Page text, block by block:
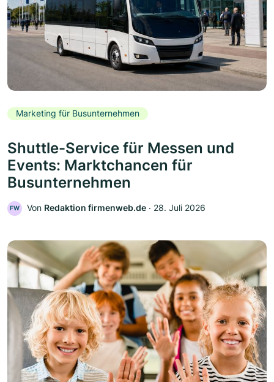
Marketing für Busunternehmen
Shuttle-Service für Messen und
Events: Marktchancen für
Busunternehmen
FW Von Redaktion firmenweb.de ‧ 28. Juli 2026